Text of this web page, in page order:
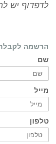
לדפדוף יש
הרשמה לקבלת
שם
מייל
טלפון